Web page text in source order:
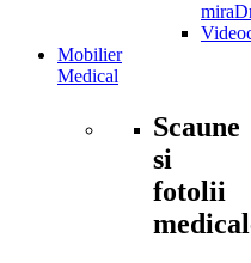
Mobilier
Medical
Scaune
si
fotolii